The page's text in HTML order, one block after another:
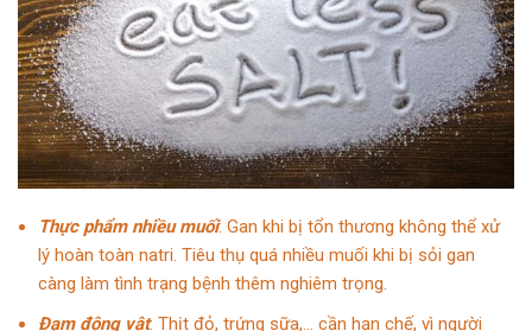
Thực phẩm nhiều muối: Gan khi bị tổn thương không thể xử
lý hoàn toàn natri. Tiêu thụ quá nhiều muối khi bị sỏi gan
càng làm tình trạng bệnh thêm nghiêm trọng.
Đạm động vật: Thịt đỏ, trứng sữa,… cần hạn chế, vì người